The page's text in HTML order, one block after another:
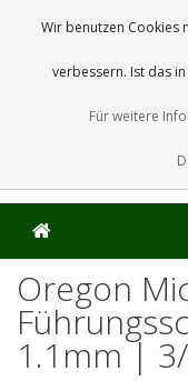
Oregon
1.1mm |
Wir benutzen Cookies
verbessern. Ist das
Für weitere